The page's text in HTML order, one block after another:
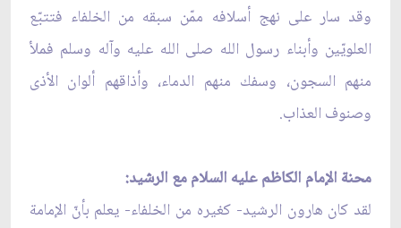
وقد سار على نهج أسلافه ممّن سبقه من الخلفاء فتتبّع
العلويّين وأبناء رسول الله صلى الله عليه وآله وسلم فملأ
منهم السجون، وسفك منهم الدماء، وأذاقهم ألوان الأذى
وصنوف العذاب.
محنة الإمام الكاظم عليه السلام مع الرشيد:
لقد كان هارون الرشيد- كغيره من الخلفاء- يعلم بأنّ الإمامة